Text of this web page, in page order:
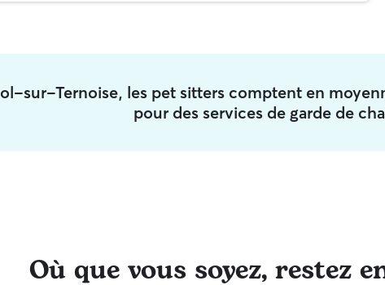
sur-Ternoise, les pet sitters comptent en
pour des services de garde de
Où que vous soyez, restez